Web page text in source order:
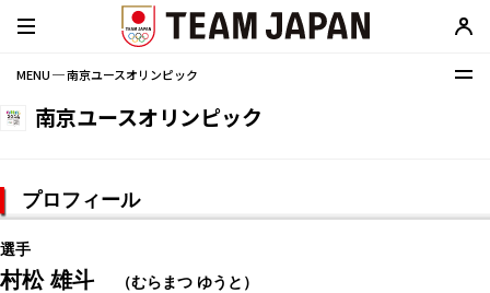
MENU ─ 南京ユースオリンピック
南京ユースオリンピック
プロフィール
選手
村松 雄斗 （むらまつ ゆうと）